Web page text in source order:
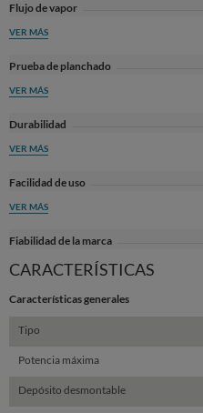
Flujo de vapor
VER MÁS
Prueba de planchado
VER MÁS
Durabilidad
VER MÁS
Facilidad de uso
VER MÁS
Fiabilidad de la marca
CARACTERÍSTICAS
Características generales
Tipo
Potencia máxima
Depósito desmontable